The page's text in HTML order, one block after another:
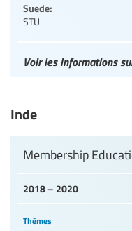
Suede:
STU
Voir les informations
Inde
2018 – 2020
Membership
Thèmes